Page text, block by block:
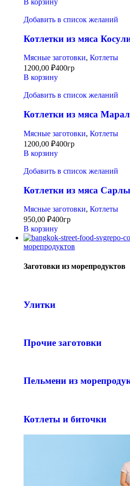
В корзину
Добавить в список желаний
Котлетки из мяса
Мясные заготовки, Котлеты
1200,00 ₽400гр
В корзину
Добавить в список желаний
Котлетки из мяса
Мясные заготовки, Котлеты
1200,00 ₽400гр
В корзину
Добавить в список желаний
Котлетки из мяса
Мясные заготовки, Котлеты
950,00 ₽400гр
В корзину
морепродуктов
Заготовки из морепродуктов
Улитки
Прочие заготовки
Пельмени из
Котлеты и биточки